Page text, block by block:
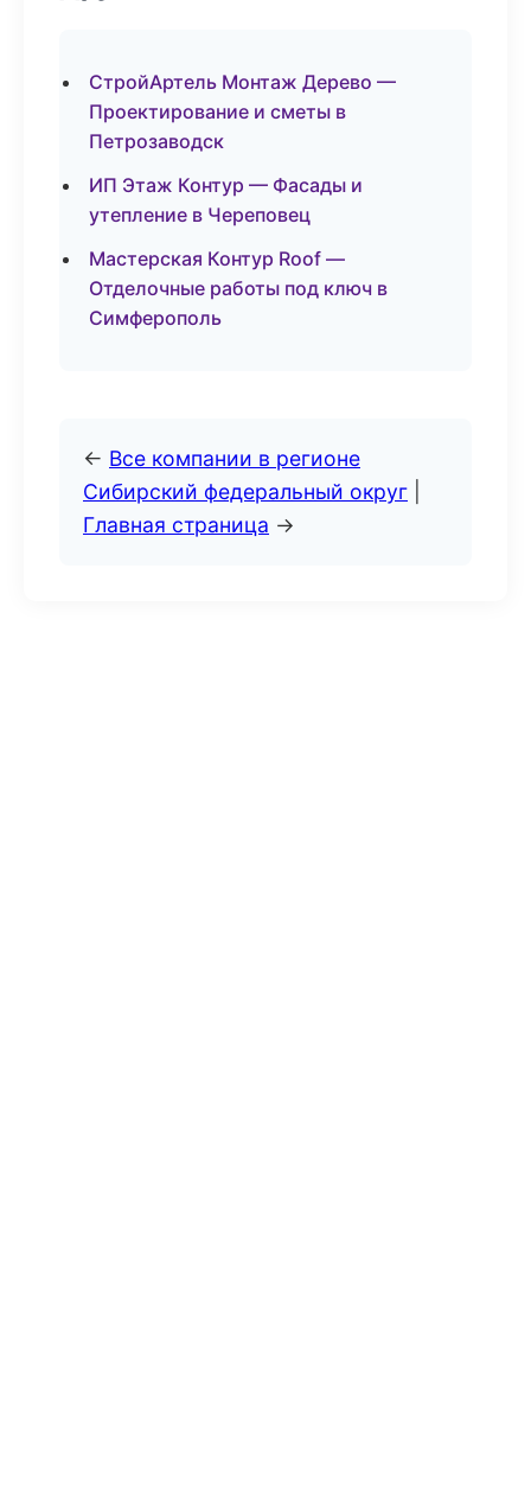
СтройАртель Монтаж Дерево —
Проектирование и сметы в
Петрозаводск
ИП Этаж Контур — Фасады и
утепление в Череповец
Мастерская Контур Roof —
Отделочные работы под ключ в
Симферополь
← Все компании в регионе
Сибирский федеральный округ
Главная страница →